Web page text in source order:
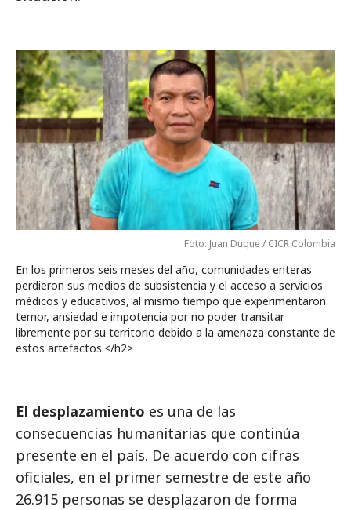
Foto: Juan Duque / CICR Colombia
En los primeros seis meses del año, comunidades enteras
perdieron sus medios de subsistencia y el acceso a servicios
médicos y educativos, al mismo tiempo que experimentaron
temor, ansiedad e impotencia por no poder transitar
libremente por su territorio debido a la amenaza constante de
estos artefactos.</h2>
El desplazamiento es una de las
consecuencias humanitarias que continúa
presente en el país. De acuerdo con cifras
oficiales, en el primer semestre de este año
26.915 personas se desplazaron de forma